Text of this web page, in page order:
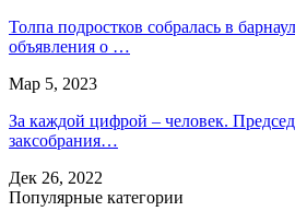
Толпа подростков собралась в
объявления о …
Мар 5, 2023
За каждой цифрой – человек.
заксобрания…
Дек 26, 2022
Популярные категории